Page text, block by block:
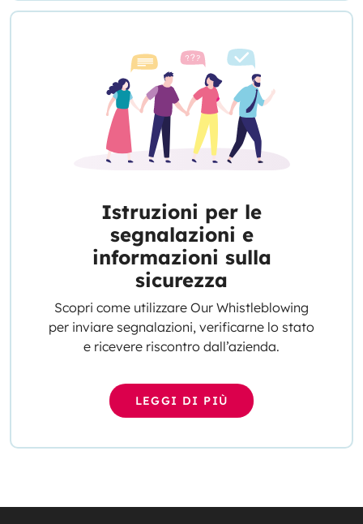
Istruzioni per le
segnalazioni e
informazioni sulla
sicurezza
Scopri come utilizzare Our Whistleblowing
per inviare segnalazioni, verificarne lo stato
e ricevere riscontro dall’azienda.
LEGGI DI PIÙ